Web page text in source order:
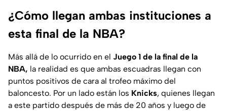
¿Cómo llegan ambas instituciones a
esta final de la NBA?
Más allá de lo ocurrido en el Juego 1 de la final de la
NBA, la realidad es que ambas escuadras llegan con
puntos positivos de cara al trofeo máximo del
baloncesto. Por un lado están los Knicks, quienes llegan
a este partido después de más de 20 años y luego de